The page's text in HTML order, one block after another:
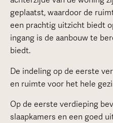
geplaatst, waardoor de
een prachtig uitzicht biedt
ingang is de aanbouw te
biedt.
De indeling op de eerste
en ruimte voor het hele
Op de eerste verdieping
slaapkamers en een goed